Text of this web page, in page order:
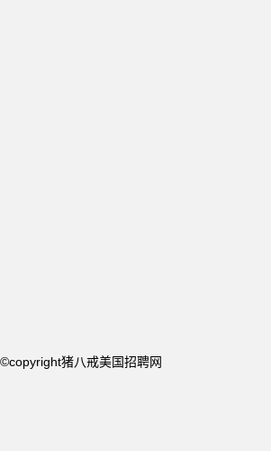
©copyright猪八戒美国招聘网